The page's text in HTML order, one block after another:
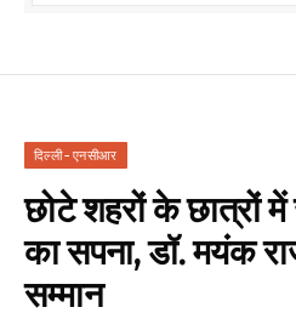
दिल्ली - एनसीआर
छोटे शहरों के छात्रों में
का सपना, डॉ. मयंक
सम्मान